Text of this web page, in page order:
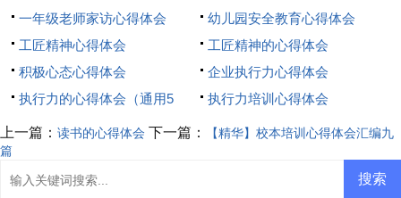
一年级老师家访心得体会
幼儿园安全教育心得体会
工匠精神心得体会
工匠精神的心得体会
积极心态心得体会
企业执行力心得体会
执行力的心得体会（通用5
篇）
执行力培训心得体会
上一篇： 读书的心得体会 下一篇：
【精华】校本培训心得体会汇编九
篇